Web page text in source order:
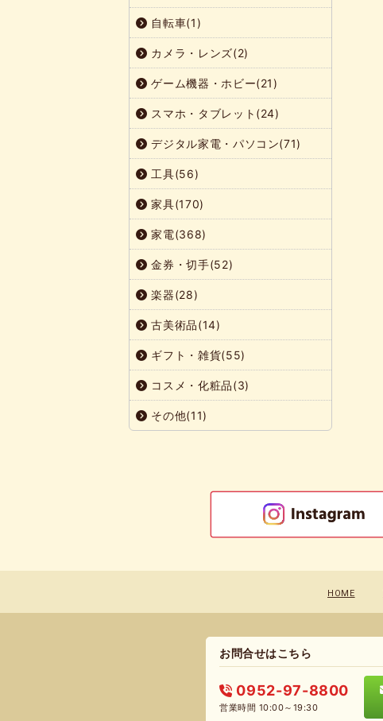
自転車(1)
カメラ・レンズ(2)
ゲーム機器・ホビー(21)
スマホ・タブレット(24)
デジタル家電・パソコン(71)
工具(56)
家具(170)
家電(368)
金券・切手(52)
楽器(28)
古美術品(14)
ギフト・雑貨(55)
コスメ・化粧品(3)
その他(11)
HOME
お問合せはこちら
0952-97-8800
営業時間 10:00～19:30